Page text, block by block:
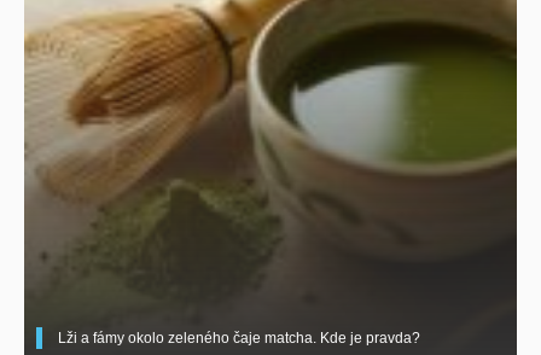
Lži a fámy okolo zeleného čaje matcha. Kde je pravda?